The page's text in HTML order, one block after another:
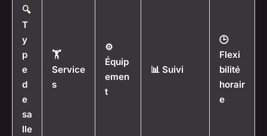
🔍
T
y
p
e
d
e
sa
lle
🏋️
Service
s
⚙️
Équip
emen
t
📊 Suivi
🕒
Flexi
bilité
horair
e